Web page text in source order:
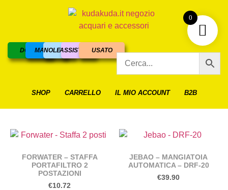
DOLCEMARINO
NOLEGGIOASSISTENZAUSATO
SHOP CARRELLO IL MIO ACCOUNT B2B
FORWATER – STAFFA
PORTAFILTRO 2
POSTAZIONI
€10.72
JEBAO – MANGIATOIA
AUTOMATICA – DRF-20
€39.90
0